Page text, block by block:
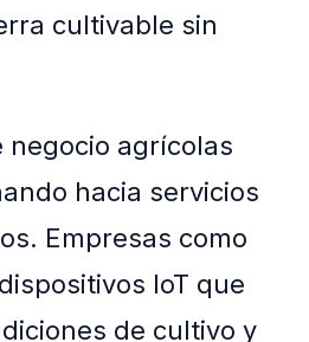
cultivable sin
negocio agrícolas
hacia servicios
Empresas como
IoT que
de cultivo y